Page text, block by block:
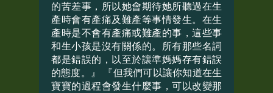
的苦差事，所以她會期待她所聽過在生
產時會有產痛及難產等事情發生。在生
產時是不會有產痛或難產的事，這些事
和生小孩是沒有關係的。所有那些名詞
都是錯誤的，以至於讓準媽媽存有錯誤
的態度。』 『但我們可以讓你知道在生
寶寶的過程會發生什麼事，可以改變那